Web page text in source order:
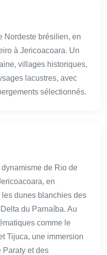
Nordeste brésilien, en
à Jericoacoara. Un
villages historiques,
lacustres, avec
sélectionnés.
de Rio de
en
dunes blanchies des
du Parnaíba. Au
comme le
Tijuca, une immersion
Paraty et des